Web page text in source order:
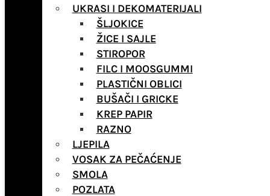
UKRASI I DEKOMATERIJALI
ŠLJOKICE
ŽICE I SAJLE
STIROPOR
FILC I MOOSGUMMI
PLASTIČNI OBLICI
BUŠAČI I GRICKE
KREP PAPIR
RAZNO
LJEPILA
VOSAK ZA PEČAĆENJE
SMOLA
POZLATA